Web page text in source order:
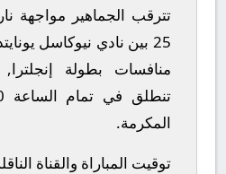
25 بين نادي نيوكاسل
منافسات بطولة إنجلترا,
المكرمة.
توقيت المباراة والقناة